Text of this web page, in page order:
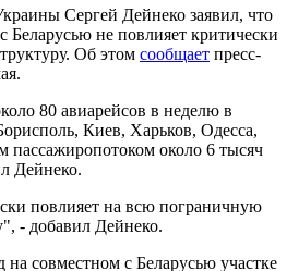
Сергей Дейнеко заявил, что
Беларусью не повлияет критически
Об этом сообщает пресс-
80 авиарейсов в неделю в
Киев, Харьков, Одесса,
пассажиропотоком около 6 тысяч
Дейнеко.
повлияет на всю пограничную
- добавил Дейнеко.
на совместном с Беларусью участке